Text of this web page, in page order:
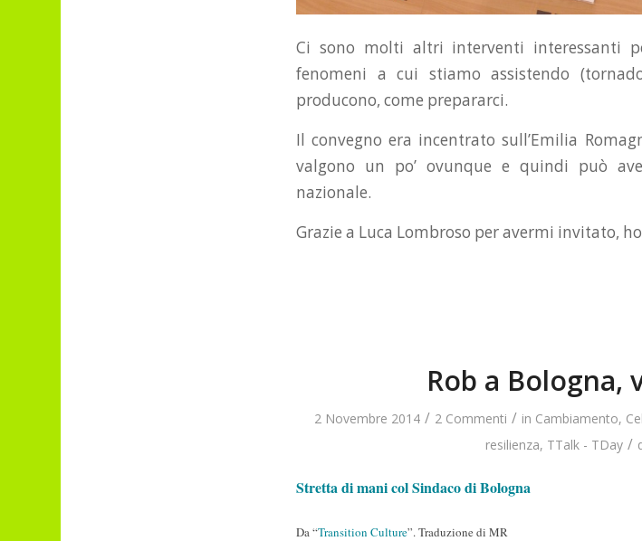
Ci sono molti altri interventi interessanti
fenomeni a cui stiamo assistendo
producono, come prepararci.
Il convegno era incentrato sull’Emilia
valgono un po’ ovunque e quindi può
nazionale.
Grazie a Luca Lombroso per avermi invitato,
Rob a Bologna,
2 Novembre 2014 / 2 Commenti / in Cambiamento,
resilienza, TTalk - TDay /
Stretta di mani col Sindaco di Bologna
Da “Transition Culture”. Traduzione di MR